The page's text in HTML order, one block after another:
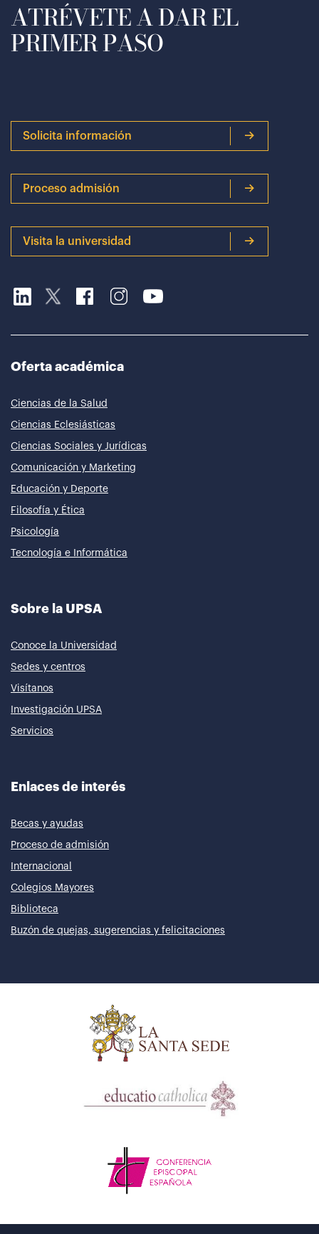
ATRÉVETE A DAR EL
PRIMER PASO
Solicita información
Proceso admisión
Visita la universidad
Oferta académica
Ciencias de la Salud
Ciencias Eclesiásticas
Ciencias Sociales y Jurídicas
Comunicación y Marketing
Educación y Deporte
Filosofía y Ética
Psicología
Tecnología e Informática
Sobre la UPSA
Conoce la Universidad
Sedes y centros
Visítanos
Investigación UPSA
Servicios
Enlaces de interés
Becas y ayudas
Proceso de admisión
Internacional
Colegios Mayores
Biblioteca
Buzón de quejas, sugerencias y felicitaciones